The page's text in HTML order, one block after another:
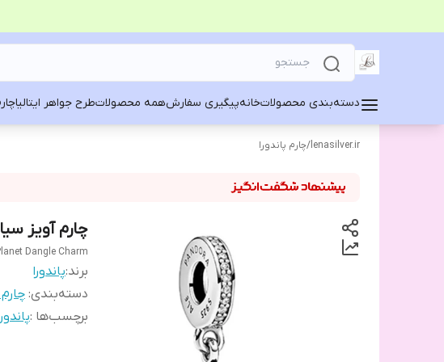
دسته‌بندی محصولاتخانهپیگیری سفارشهمه محصولاتطرح جواهر ایتالیا
lenasilver.ir
/چارم پاندورا
چارم آویز
Dangle Charm
برند:پاندورا
دسته‌بندی: چارم
برچسب‌ها :